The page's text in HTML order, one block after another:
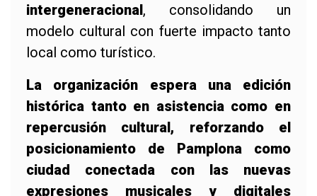
intergeneracional, consolidando un
modelo cultural con fuerte impacto tanto
local como turístico.
La organización espera una edición
histórica tanto en asistencia como en
repercusión cultural, reforzando el
posicionamiento de Pamplona como
ciudad conectada con las nuevas
expresiones musicales y digitales